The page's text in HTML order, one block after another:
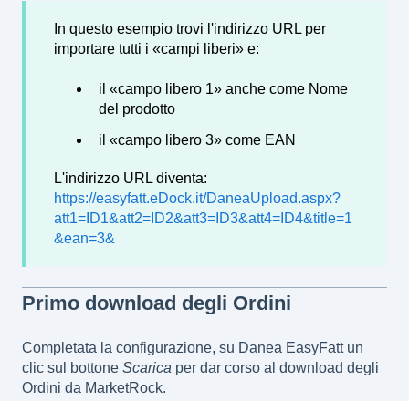
In questo esempio trovi l'indirizzo URL per
importare tutti i «campi liberi» e:
il «campo libero 1» anche come Nome
del prodotto
il «campo libero 3» come EAN
L'indirizzo URL diventa:
https://easyfatt.eDock.it/DaneaUpload.aspx?
att1=ID1&att2=ID2&att3=ID3&att4=ID4&title=1
&ean=3&
Primo download degli Ordini
Completata la configurazione, su Danea EasyFatt un
clic sul bottone Scarica per dar corso al download degli
Ordini da MarketRock.